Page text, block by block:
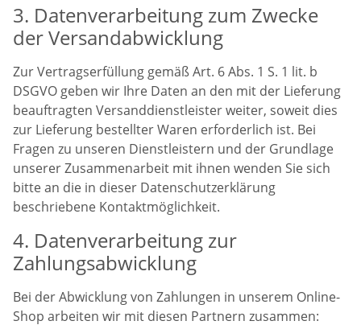
3. Datenverarbeitung zum Zwecke
der Versandabwicklung
Zur Vertragserfüllung gemäß Art. 6 Abs. 1 S. 1 lit. b
DSGVO geben wir Ihre Daten an den mit der Lieferung
beauftragten Versanddienstleister weiter, soweit dies
zur Lieferung bestellter Waren erforderlich ist. Bei
Fragen zu unseren Dienstleistern und der Grundlage
unserer Zusammenarbeit mit ihnen wenden Sie sich
bitte an die in dieser Datenschutzerklärung
beschriebene Kontaktmöglichkeit.
4. Datenverarbeitung zur
Zahlungsabwicklung
Bei der Abwicklung von Zahlungen in unserem Online-
Shop arbeiten wir mit diesen Partnern zusammen: